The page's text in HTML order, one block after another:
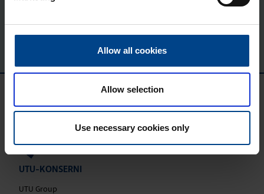
Allow all cookies
Allow selection
Use necessary cookies only
UTU-KONSERNI
UTU Group